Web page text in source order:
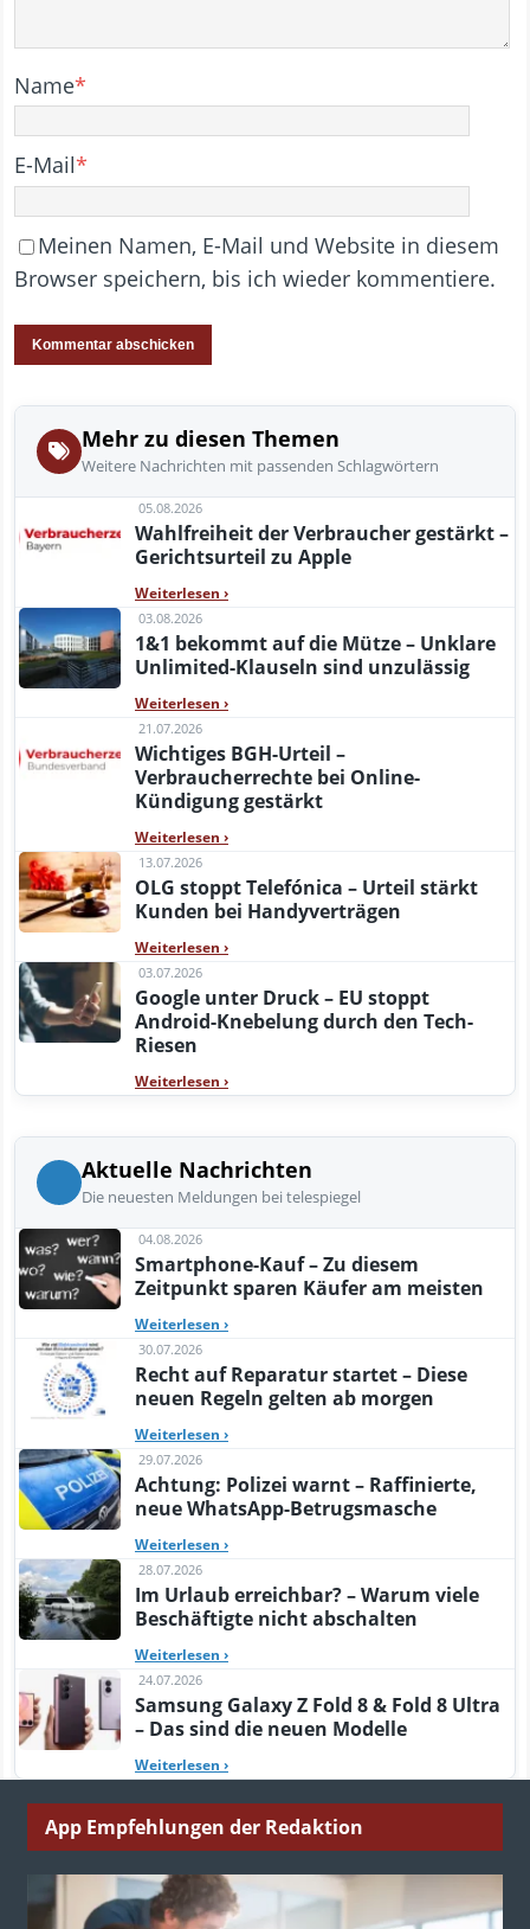
Name*
E-Mail*
Meinen Namen, E-Mail und Website in diesem
Browser speichern, bis ich wieder kommentiere.
Mehr zu diesen Themen
Weitere Nachrichten mit passenden Schlagwörtern
05.08.2026
Wahlfreiheit der Verbraucher gestärkt –
Gerichtsurteil zu Apple
Weiterlesen ›
03.08.2026
1&1 bekommt auf die Mütze – Unklare
Unlimited-Klauseln sind unzulässig
Weiterlesen ›
21.07.2026
Wichtiges BGH-Urteil –
Verbraucherrechte bei Online-
Kündigung gestärkt
Weiterlesen ›
13.07.2026
OLG stoppt Telefónica – Urteil stärkt
Kunden bei Handyverträgen
Weiterlesen ›
03.07.2026
Google unter Druck – EU stoppt
Android-Knebelung durch den Tech-
Riesen
Weiterlesen ›
Aktuelle Nachrichten
Die neuesten Meldungen bei telespiegel
04.08.2026
Smartphone-Kauf – Zu diesem
Zeitpunkt sparen Käufer am meisten
Weiterlesen ›
30.07.2026
Recht auf Reparatur startet – Diese
neuen Regeln gelten ab morgen
Weiterlesen ›
29.07.2026
Achtung: Polizei warnt – Raffinierte,
neue WhatsApp-Betrugsmasche
Weiterlesen ›
28.07.2026
Im Urlaub erreichbar? – Warum viele
Beschäftigte nicht abschalten
Weiterlesen ›
24.07.2026
Samsung Galaxy Z Fold 8 & Fold 8 Ultra
– Das sind die neuen Modelle
Weiterlesen ›
App Empfehlungen der Redaktion